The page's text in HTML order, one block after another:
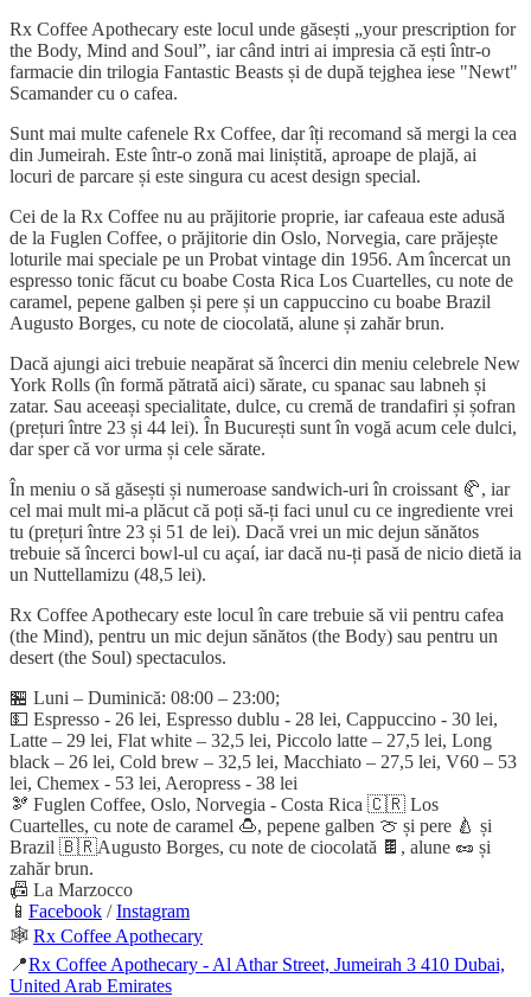
Rx Coffee Apothecary este locul unde găsești „your prescription for
the Body, Mind and Soul”, iar când intri ai impresia că ești într-o
farmacie din trilogia Fantastic Beasts și de după tejghea iese "Newt"
Scamander cu o cafea.
Sunt mai multe cafenele Rx Coffee, dar îți recomand să mergi la cea
din Jumeirah. Este într-o zonă mai liniștită, aproape de plajă, ai
locuri de parcare și este singura cu acest design special.
Cei de la Rx Coffee nu au prăjitorie proprie, iar cafeaua este adusă
de la Fuglen Coffee, o prăjitorie din Oslo, Norvegia, care prăjește
loturile mai speciale pe un Probat vintage din 1956. Am încercat un
espresso tonic făcut cu boabe Costa Rica Los Cuartelles, cu note de
caramel, pepene galben și pere și un cappuccino cu boabe Brazil
Augusto Borges, cu note de ciocolată, alune și zahăr brun.
Dacă ajungi aici trebuie neapărat să încerci din meniu celebrele New
York Rolls (în formă pătrată aici) sărate, cu spanac sau labneh și
zatar. Sau aceeași specialitate, dulce, cu cremă de trandafiri și șofran
(prețuri între 23 și 44 lei). În București sunt în vogă acum cele dulci,
dar sper că vor urma și cele sărate.
În meniu o să găsești și numeroase sandwich-uri în croissant 🥐, iar
cel mai mult mi-a plăcut că poți să-ți faci unul cu ce ingrediente vrei
tu (prețuri între 23 și 51 de lei). Dacă vrei un mic dejun sănătos
trebuie să încerci bowl-ul cu açaí, iar dacă nu-ți pasă de nicio dietă ia
un Nuttellamizu (48,5 lei).
Rx Coffee Apothecary este locul în care trebuie să vii pentru cafea
(the Mind), pentru un mic dejun sănătos (the Body) sau pentru un
desert (the Soul) spectaculos.
🏪 Luni – Duminică: 08:00 – 23:00;
💵 Espresso - 26 lei, Espresso dublu - 28 lei, Cappuccino - 30 lei,
Latte – 29 lei, Flat white – 32,5 lei, Piccolo latte – 27,5 lei, Long
black – 26 lei, Cold brew – 32,5 lei, Macchiato – 27,5 lei, V60 – 53
lei, Chemex - 53 lei, Aeropress - 38 lei
🫘 Fuglen Coffee, Oslo, Norvegia - Costa Rica 🇨🇷 Los
Cuartelles, cu note de caramel 🍮, pepene galben 🍈 și pere 🍐 și
Brazil 🇧🇷Augusto Borges, cu note de ciocolată 🍫, alune 🥜 și
zahăr brun.
📠 La Marzocco
📱 Facebook /Instagram
🕸️ Rx Coffee Apothecary
📍Rx Coffee Apothecary - Al Athar Street, Jumeirah 3 410 Dubai,
United Arab Emirates